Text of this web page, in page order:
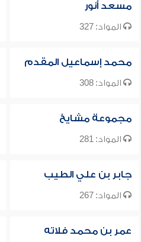
مسعد أنور
المواد: 327
محمد إسماعيل المقدم
المواد: 308
مجموعة مشايخ
المواد: 281
جابر بن علي الطيب
المواد: 267
عمر بن محمد فلاته